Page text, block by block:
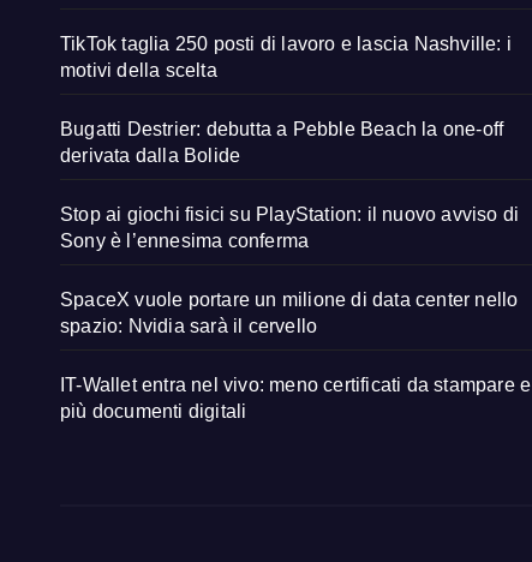
TikTok taglia 250 posti di lavoro e lascia Nashville: i
motivi della scelta
Bugatti Destrier: debutta a Pebble Beach la one-off
derivata dalla Bolide
Stop ai giochi fisici su PlayStation: il nuovo avviso di
Sony è l’ennesima conferma
SpaceX vuole portare un milione di data center nello
spazio: Nvidia sarà il cervello
IT-Wallet entra nel vivo: meno certificati da stampare e
più documenti digitali